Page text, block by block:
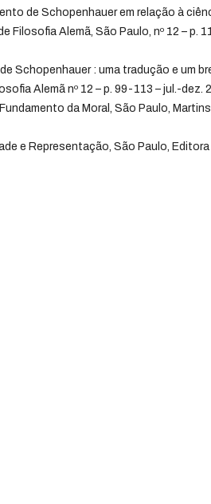
de Schopenhauer em relação à
Filosofia Alemã, São Paulo, nº 12 – p.
Schopenhauer : uma tradução e um
Alemã nº 12 – p. 99-113 – jul.-dez.
da Moral, São Paulo, Martins
e Representação, São Paulo,